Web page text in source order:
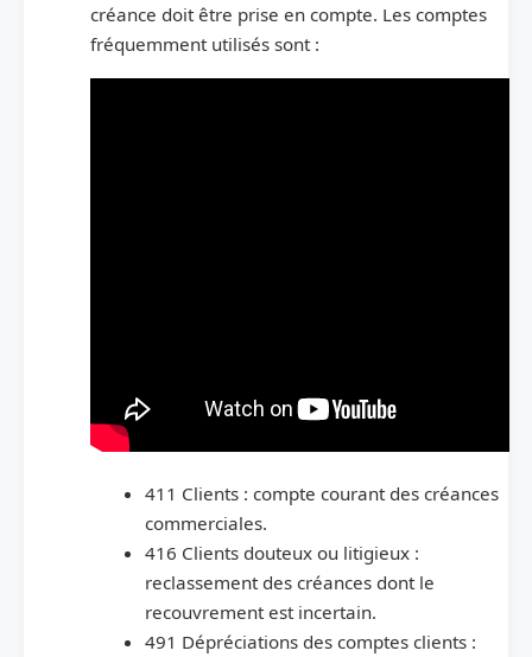
créance doit être prise en compte. Les comptes
fréquemment utilisés sont :
411 Clients : compte courant des créances
commerciales.
416 Clients douteux ou litigieux :
reclassement des créances dont le
recouvrement est incertain.
491 Dépréciations des comptes clients :